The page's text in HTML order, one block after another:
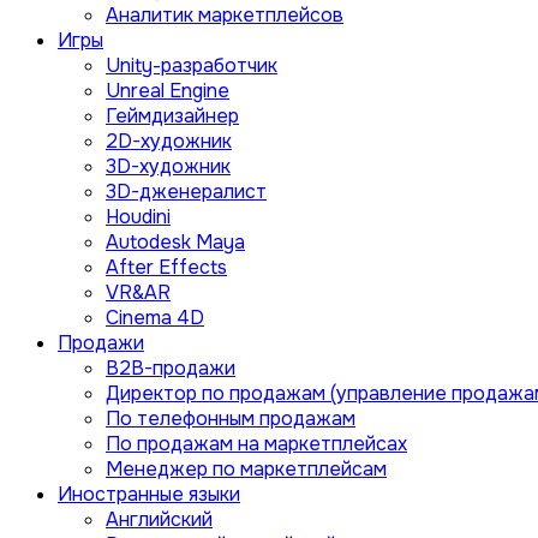
Аналитик маркетплейсов
Игры
Unity-разработчик
Unreal Engine
Геймдизайнер
2D-художник
3D-художник
3D-дженералист
Houdini
Autodesk Maya
After Effects
VR&AR
Cinema 4D
Продажи
B2B-продажи
Директор по продажам (управление
По телефонным продажам
По продажам на маркетплейсах
Менеджер по маркетплейсам
Иностранные языки
Английский